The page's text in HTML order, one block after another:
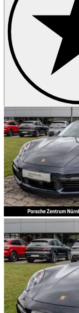
Porsche Boxster
Porsche Cayenne
Porsche Cayman
Porsche Macan